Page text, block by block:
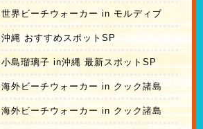
世界ビーチウォーカー in モルディブ
沖縄 おすすめスポットSP
小島瑠璃子 in沖縄 最新スポットSP
海外ビーチウォーカー in クック諸島
海外ビーチウォーカー in クック諸島